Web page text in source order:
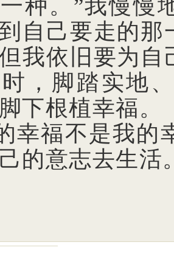
种。”我慢慢
自己要走的
我依旧要为
，脚踏实地
下根植幸福。
幸福不是我的
的意志去生活